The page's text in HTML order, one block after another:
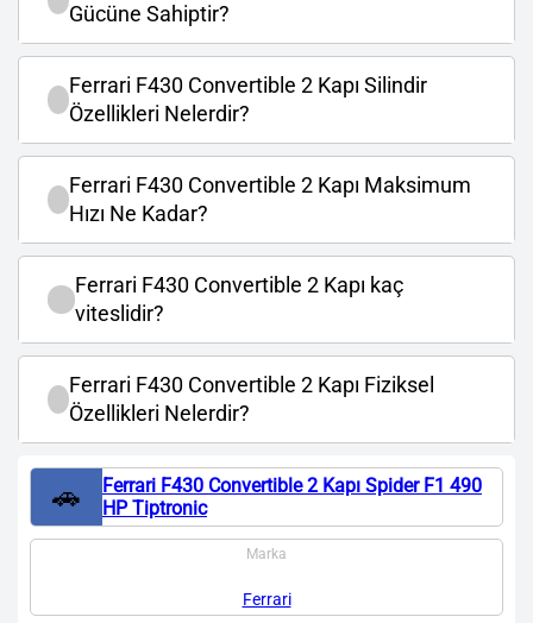
Gücüne Sahiptir?
Ferrari F430 Convertible 2 Kapı Silindir
Özellikleri Nelerdir?
Ferrari F430 Convertible 2 Kapı Maksimum
Hızı Ne Kadar?
Ferrari F430 Convertible 2 Kapı kaç
viteslidir?
Ferrari F430 Convertible 2 Kapı Fiziksel
Özellikleri Nelerdir?
🚗
Ferrari F430 Convertible 2 Kapı Spider F1 490
HP Tiptronic
Marka
Ferrari